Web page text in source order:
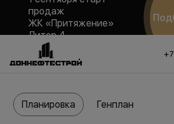
продаж
ЖК «Притяжение»
Литер 4
Планировка Генплан